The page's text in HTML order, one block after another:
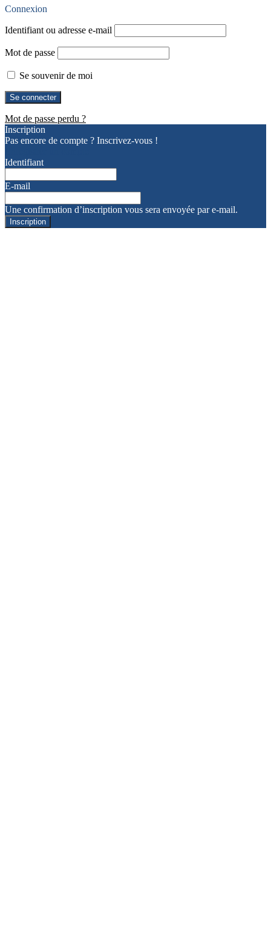
Connexion
Identifiant ou adresse e-mail
Mot de passe
Se souvenir de moi
Mot de passe perdu ?
Inscription
Pas encore de compte ? Inscrivez-vous !
Identifiant
E-mail
Une confirmation d’inscription vous sera envoyée par e-mail.